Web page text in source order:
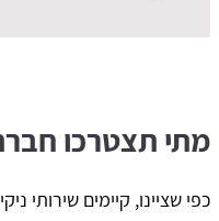
מתי תצטרכו
כפי שציינו, קיימים שירותי